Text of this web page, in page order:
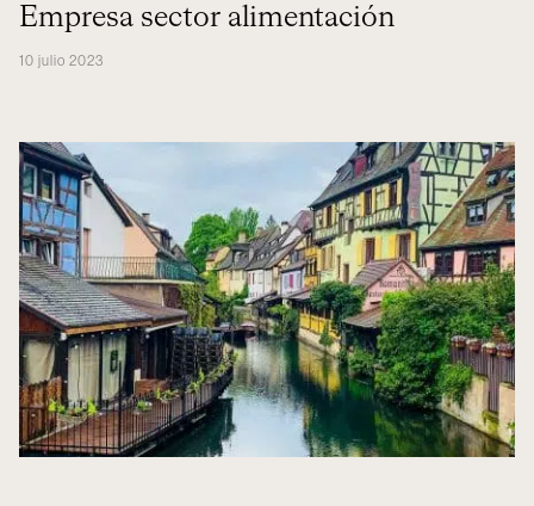
Empresa sector alimentación
10 julio 2023